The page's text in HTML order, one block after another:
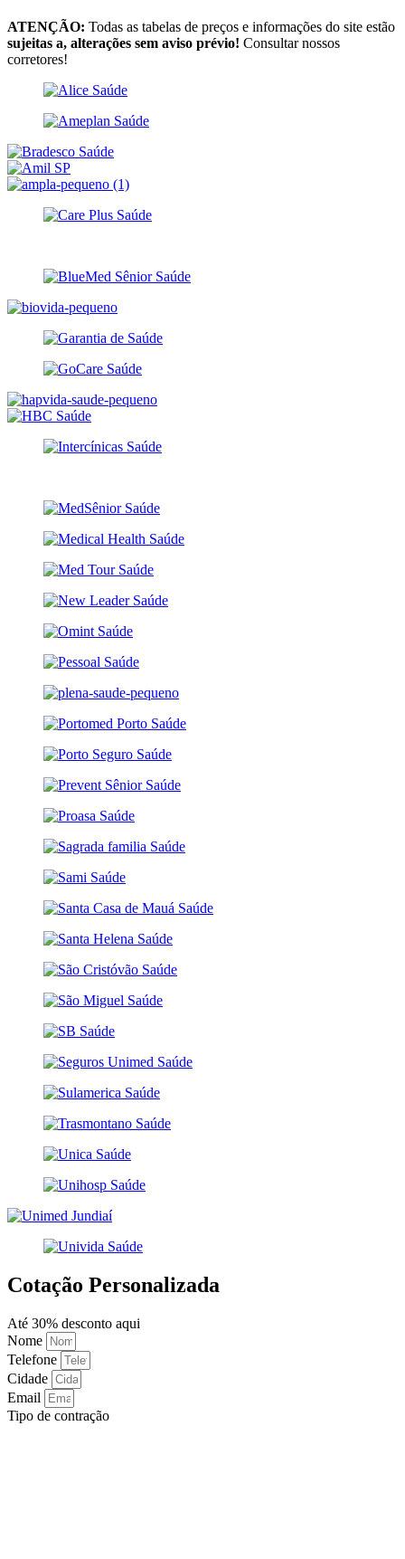
ATENÇÃO: Todas as tabelas de preços e informações do site estão
sujeitas a, alterações sem aviso prévio! Consultar nossos
corretores!
Cotação Personalizada
Até 30% desconto aqui
Nome
Telefone
Cidade
Email
Tipo de contração